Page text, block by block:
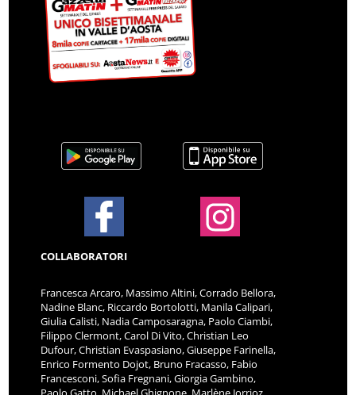
COLLABORATORI
Francesca Arcaro, Massimo Altini, Corrado Bellora,
Nadine Blanc, Riccardo Bortolotti, Manila Calipari,
Giulia Calisti, Nadia Camposaragna, Paolo Ciambi,
Filippo Clermont, Carol Di Vito, Christian Leo
Dufour, Christian Evaspasiano, Giuseppe Farinella,
Enrico Formento Dojot, Bruno Fracasso, Fabio
Francesconi, Sofia Fregnani, Giorgia Gambino,